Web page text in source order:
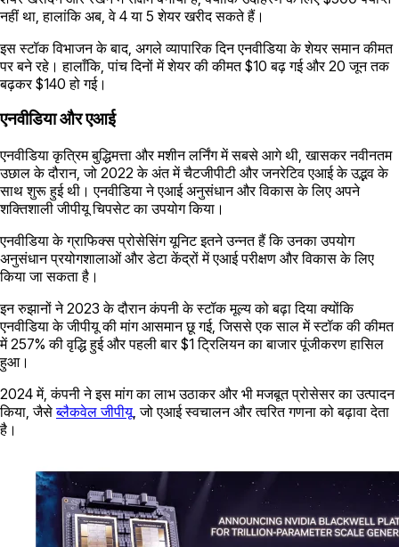
नहीं था, हालांकि अब, वे 4 या 5 शेयर खरीद सकते हैं।
इस स्टॉक विभाजन के बाद, अगले व्यापारिक दिन एनवीडिया के शेयर समान कीमत
पर बने रहे। हालाँकि, पांच दिनों में शेयर की कीमत $10 बढ़ गई और 20 जून तक
बढ़कर $140 हो गई।
एनवीडिया और एआई
एनवीडिया कृत्रिम बुद्धिमत्ता और मशीन लर्निंग में सबसे आगे थी, खासकर नवीनतम
उछाल के दौरान, जो 2022 के अंत में चैटजीपीटी और जनरेटिव एआई के उद्भव के
साथ शुरू हुई थी। एनवीडिया ने एआई अनुसंधान और विकास के लिए अपने
शक्तिशाली जीपीयू चिपसेट का उपयोग किया।
एनवीडिया के ग्राफिक्स प्रोसेसिंग यूनिट इतने उन्नत हैं कि उनका उपयोग
अनुसंधान प्रयोगशालाओं और डेटा केंद्रों में एआई परीक्षण और विकास के लिए
किया जा सकता है।
इन रुझानों ने 2023 के दौरान कंपनी के स्टॉक मूल्य को बढ़ा दिया क्योंकि
एनवीडिया के जीपीयू की मांग आसमान छू गई, जिससे एक साल में स्टॉक की कीमत
में 257% की वृद्धि हुई और पहली बार $1 ट्रिलियन का बाजार पूंजीकरण हासिल
हुआ।
2024 में, कंपनी ने इस मांग का लाभ उठाकर और भी मजबूत प्रोसेसर का उत्पादन
किया, जैसेब्लैकवेल जीपीयू, जो एआई स्वचालन और त्वरित गणना को बढ़ावा देता
है।